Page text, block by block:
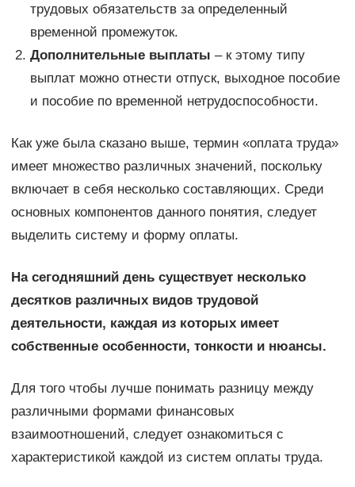
трудовых обязательств за определенный
временной промежуток.
Дополнительные выплаты – к этому типу
выплат можно отнести отпуск, выходное пособие
и пособие по временной нетрудоспособности.
Как уже была сказано выше, термин «оплата труда»
имеет множество различных значений, поскольку
включает в себя несколько составляющих. Среди
основных компонентов данного понятия, следует
выделить систему и форму оплаты.
На сегодняшний день существует несколько
десятков различных видов трудовой
деятельности, каждая из которых имеет
собственные особенности, тонкости и нюансы.
Для того чтобы лучше понимать разницу между
различными формами финансовых
взаимоотношений, следует ознакомиться с
характеристикой каждой из систем оплаты труда.